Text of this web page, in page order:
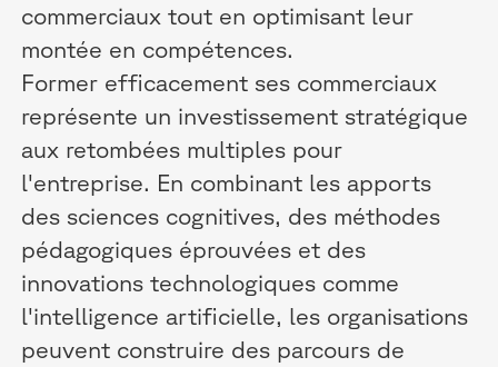
commerciaux tout en optimisant leur
montée en compétences.
Former efficacement ses commerciaux
représente un investissement stratégique
aux retombées multiples pour
l'entreprise. En combinant les apports
des sciences cognitives, des méthodes
pédagogiques éprouvées et des
innovations technologiques comme
l'intelligence artificielle, les organisations
peuvent construire des parcours de